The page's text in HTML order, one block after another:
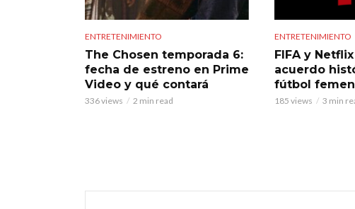
ENTRETENIMIENTO
The Chosen temporada 6:
fecha de estreno en Prime
Video y qué contará
336 views 2 min read
ENTRETENIMIENTO
FIFA y
acuerdo
fútbol
185 views 3 min